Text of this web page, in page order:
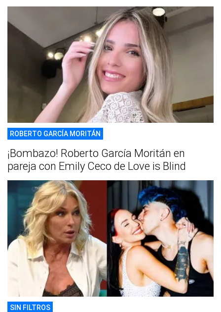
ROBERTO GARCÍA MORITÁN
¡Bombazo! Roberto García Moritán en
pareja con Emily Ceco de Love is Blind
SIN FILTROS